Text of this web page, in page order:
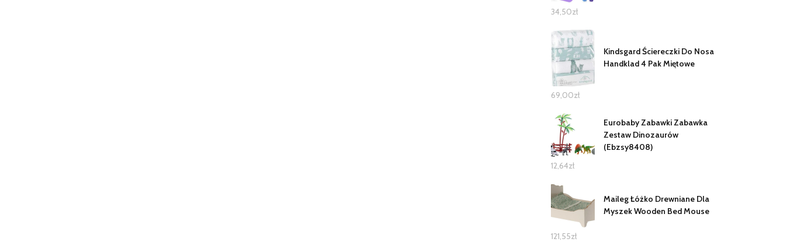
34,50zł
Kindsgard Ściereczki Do Nosa
Handklad 4 Pak Miętowe
69,00zł
Eurobaby Zabawki Zabawka
Zestaw Dinozaurów
(Ebzsy8408)
12,64zł
Maileg Łóżko Drewniane Dla
Myszek Wooden Bed Mouse
121,55zł